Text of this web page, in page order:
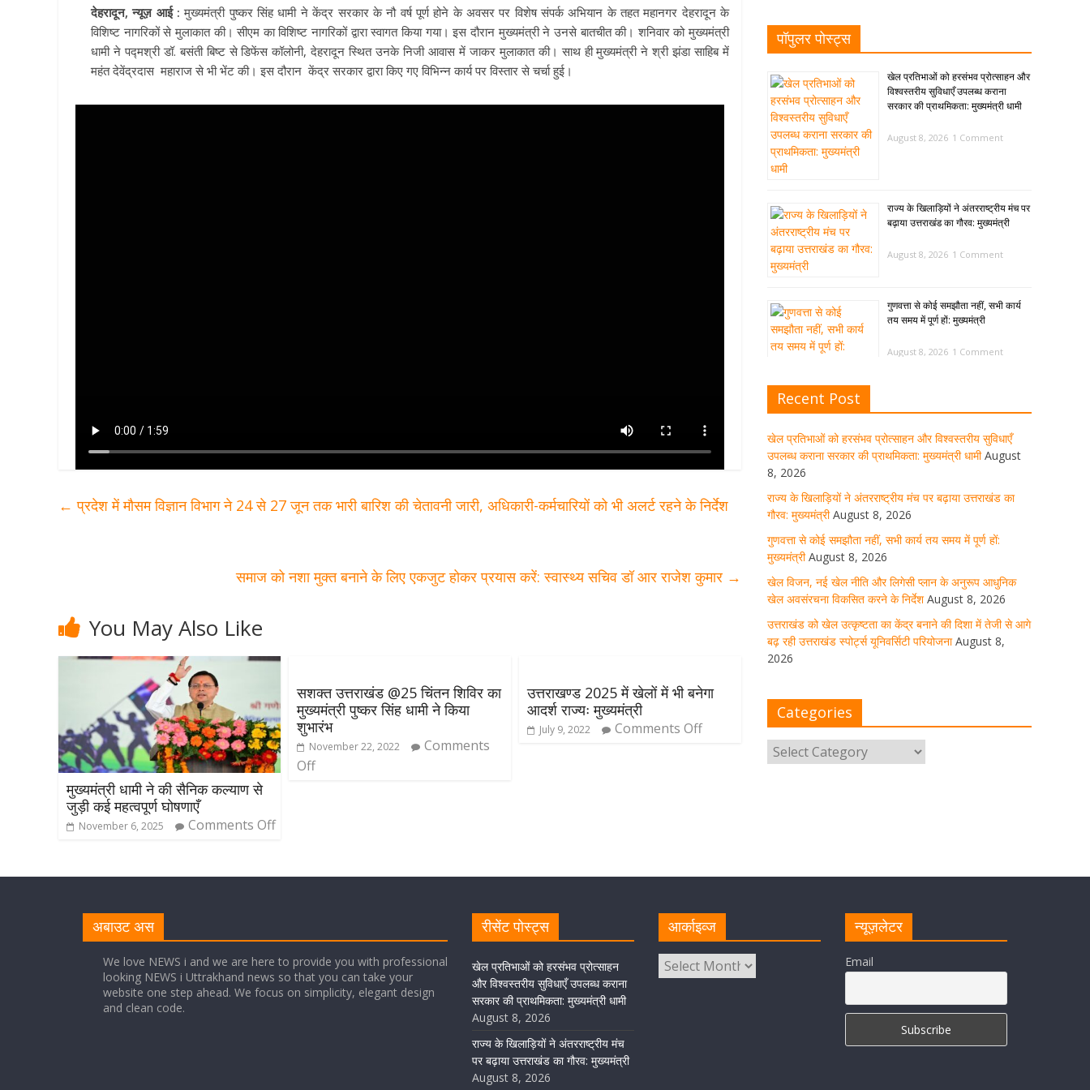
देहरादून, न्यूज़ आई : मुख्यमंत्री पुष्कर सिंह धामी ने केंद्र सरकार के नौ वर्ष पूर्ण होने के अवसर पर विशेष संपर्क अभियान के तहत महानगर देहरादून के
विशिष्ट नागरिकों से मुलाकात की। सीएम का विशिष्ट नागरिकों द्वारा स्वागत किया गया। इस दौरान मुख्यमंत्री ने उनसे बातचीत की। शनिवार को मुख्यमंत्री
धामी ने पद्मश्री डॉ. बसंती बिष्ट से डिफेंस कॉलोनी, देहरादून स्थित उनके निजी आवास में जाकर मुलाकात की। साथ ही मुख्यमंत्री ने श्री झंडा साहिब में
महंत देवेंद्रदास महाराज से भी भेंट की। इस दौरान केंद्र सरकार द्वारा किए गए विभिन्न कार्य पर विस्तार से चर्चा हुई।
← प्रदेश में मौसम विज्ञान विभाग ने 24 से 27 जून तक भारी बारिश की चेतावनी जारी, अधिकारी-कर्मचारियों को भी अलर्ट रहने के निर्देश
समाज को नशा मुक्त बनाने के लिए एकजुट होकर प्रयास करें: स्वास्थ्य सचिव डॉ आर राजेश कुमार →
You May Also Like
मुख्यमंत्री धामी ने की सैनिक कल्याण से
जुड़ी कई महत्वपूर्ण घोषणाएँ
November 6, 2025 Comments Off
सशक्त उत्तराखंड @25 चिंतन शिविर का
मुख्यमंत्री पुष्कर सिंह धामी ने किया
शुभारंभ
November 22, 2022
Comments
Off
उत्तराखण्ड 2025 में खेलों में भी बनेगा
आदर्श राज्यः मुख्यमंत्री
July 9, 2022 Comments Off
पॉपुलर पोस्ट्स
खेल प्रतिभाओं को हरसंभव प्रोत्साहन और
विश्वस्तरीय सुविधाएँ उपलब्ध कराना
सरकार की प्राथमिकता: मुख्यमंत्री धामी
August 8, 2026 1 Comment
राज्य के खिलाड़ियों ने अंतरराष्ट्रीय मंच पर
बढ़ाया उत्तराखंड का गौरव: मुख्यमंत्री
August 8, 2026 1 Comment
गुणवत्ता से कोई समझौता नहीं, सभी कार्य
तय समय में पूर्ण हों: मुख्यमंत्री
August 8, 2026 1 Comment
प्लान के अनुरूप आधुनिक खेल अवसंरचना
विकसित करने के निर्देश
August 8, 2026 1 Comment
उत्तराखंड को खेल उत्कृष्टता का केंद्र
बनाने की दिशा में तेजी से आगे बढ़ रही
उत्तराखंड स्पोर्ट्स यूनिवर्सिटी परियोजना
August 8, 2026 1 Comment
मुख्य सचिव ने कहा- कौशल विकास से
संबंधित सभी विभाग एक प्लेटफॉर्म पर करें
साइबर अपराध नियंत्रण व प्रबंधन में
उत्तराखंड पुलिस का पांचवां नंबर, सीएम
धामी ने दी बधाई
Cabinet Baithak: उत्तराखंड में
श्रमिकों को हर महीने 7 तारीख तक मिलेगी
मजदूरी, ओवरटाइम पर मिलेगा दोगुना
केंद्रीय रेल मंत्री ने मुख्यमंत्री के अनुरोध
Recent Post
खेल प्रतिभाओं को हरसंभव प्रोत्साहन और विश्वस्तरीय सुविधाएँ
उपलब्ध कराना सरकार की प्राथमिकता: मुख्यमंत्री धामी August
8, 2026
राज्य के खिलाड़ियों ने अंतरराष्ट्रीय मंच पर बढ़ाया उत्तराखंड का
गौरव: मुख्यमंत्री August 8, 2026
गुणवत्ता से कोई समझौता नहीं, सभी कार्य तय समय में पूर्ण हों:
मुख्यमंत्री August 8, 2026
खेल विजन, नई खेल नीति और लिगेसी प्लान के अनुरूप आधुनिक
खेल अवसंरचना विकसित करने के निर्देश August 8, 2026
उत्तराखंड को खेल उत्कृष्टता का केंद्र बनाने की दिशा में तेजी से आगे
बढ़ रही उत्तराखंड स्पोर्ट्स यूनिवर्सिटी परियोजना August 8,
2026
Categories
अबाउट अस
We love NEWS i and we are here to provide you with professional
looking NEWS i Uttrakhand news so that you can take your
website one step ahead. We focus on simplicity, elegant design
and clean code.
रीसेंट पोस्ट्स
खेल प्रतिभाओं को हरसंभव प्रोत्साहन
और विश्वस्तरीय सुविधाएँ उपलब्ध कराना
सरकार की प्राथमिकता: मुख्यमंत्री धामी
August 8, 2026
राज्य के खिलाड़ियों ने अंतरराष्ट्रीय मंच
पर बढ़ाया उत्तराखंड का गौरव: मुख्यमंत्री
August 8, 2026
आर्काइव्ज न्यूज़लेटर
Email